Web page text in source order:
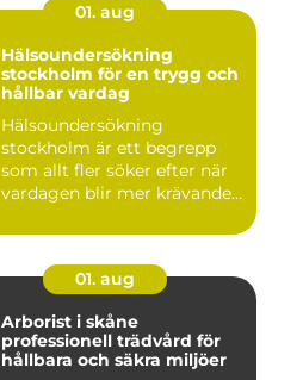
01. aug
Hälsoundersökning
stockholm för en trygg och
hållbar vardag
Hälsoundersökning
stockholm är ett begrepp
som allt fler söker efter när
vardagen blir mer krävande
01. aug
Arborist i skåne
professionell trädvård för
hållbara och säkra miljöer